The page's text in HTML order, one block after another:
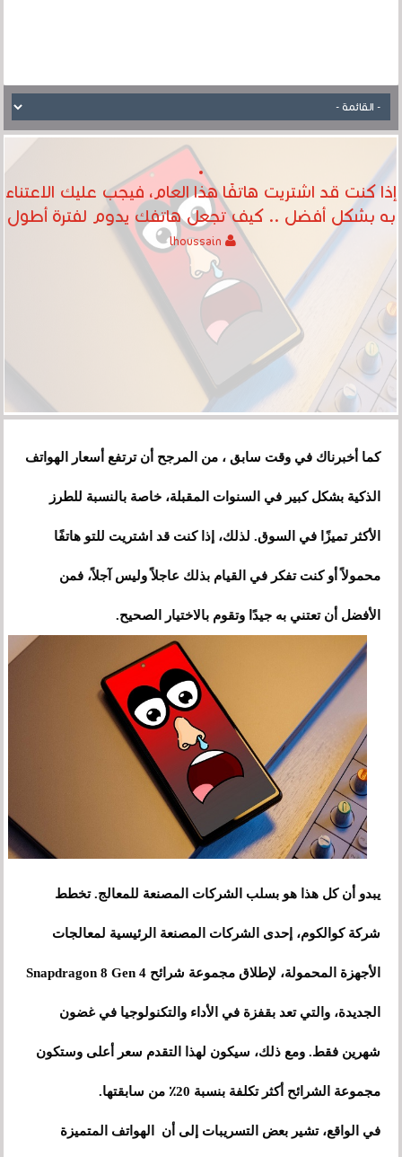
إذا كنت قد اشتريت هاتفًا هذا العام، فيجب عليك الاعتناء
به بشكل أفضل .. كيف تجعل هاتفك يدوم لفترة أطول
كما أخبرناك في وقت سابق ، من المرجح أن ترتفع أسعار الهواتف
الذكية بشكل كبير في السنوات المقبلة، خاصة بالنسبة للطرز
الأكثر تميزًا في السوق. لذلك، إذا كنت قد اشتريت للتو هاتفًا
محمولاً أو كنت تفكر في القيام بذلك عاجلاً وليس آجلاً، فمن
الأفضل أن تعتني به جيدًا وتقوم بالاختيار الصحيح.
يبدو أن كل هذا هو بسلب الشركات المصنعة للمعالج. تخطط
شركة كوالكوم، إحدى الشركات المصنعة الرئيسية لمعالجات
الأجهزة المحمولة، لإطلاق مجموعة شرائح Snapdragon 8 Gen 4
الجديدة، والتي تعد بقفزة في الأداء والتكنولوجيا في غضون
شهرين فقط. ومع ذلك، سيكون لهذا التقدم سعر أعلى وستكون
مجموعة الشرائح أكثر تكلفة بنسبة 20٪ من سابقتها.
في الواقع، تشير بعض التسريبات إلى أن الهواتف المتميزة